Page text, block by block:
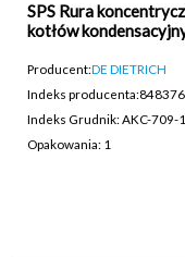
SPS Rura
kotłów
Producent:DE DIETRICH
Indeks producenta:
Indeks Grudnik: AKC-709-
Opakowania: 1